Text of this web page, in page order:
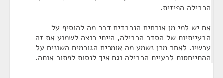
הכבילה הפיזית.
אם יש למי מן אורחים הנכבדים דבר מה להוסיף על
הבעייתיות של הסדר הכבילה, הייתי רוצה לשמוע את זה
עכשיו. לאחר מכן נשמע מה אומרים הגורמים השונים על
ההתייחסות לבעיית הכבילה וגם איך לנסות לפתור אותה.